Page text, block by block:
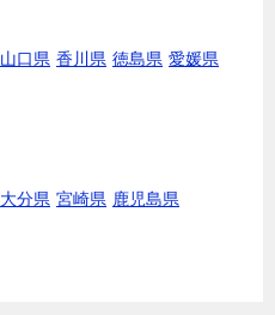
山口県 香川県 徳島県 愛媛県
大分県 宮崎県 鹿児島県